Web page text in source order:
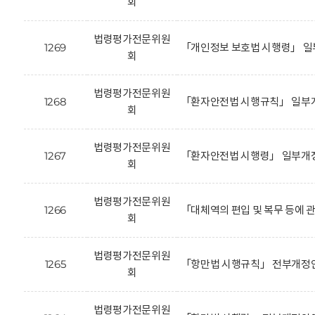
1269
법령평가전문위원
회
「개인정보 보호법 시행령」
1268
법령평가전문위원
회
「환자안전법 시행규칙」 일
1267
법령평가전문위원
회
「환자안전법 시행령」 일부
1266
법령평가전문위원
회
「대체역의 편입 및 복무 등에
1265
법령평가전문위원
회
「항만법 시행규칙」 전부개
법령평가전문위원